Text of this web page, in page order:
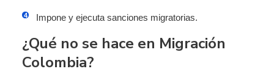
Impone y ejecuta sanciones migratorias.
¿Qué no se hace en Migración
Colombia?